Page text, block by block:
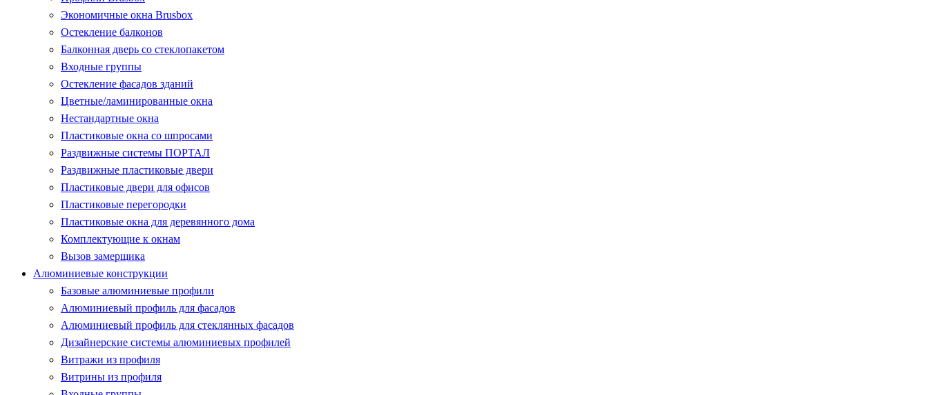
Экономичные окна Brusbox
Остекление балконов
Балконная дверь со стеклопакетом
Входные группы
Остекление фасадов зданий
Цветные/ламинированные окна
Нестандартные окна
Пластиковые окна со шпросами
Раздвижные системы ПОРТАЛ
Раздвижные пластиковые двери
Пластиковые двери для офисов
Пластиковые перегородки
Пластиковые окна для деревянного дома
Комплектующие к окнам
Вызов замерщика
Алюминиевые конструкции
Базовые алюминиевые профили
Алюминиевый профиль для фасадов
Алюминиевый профиль для стеклянных фасадов
Дизайнерские системы алюминиевых профилей
Витражи из профиля
Витрины из профиля